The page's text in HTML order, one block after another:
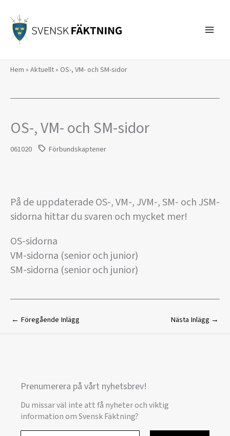
innehåll
Hem » Aktuellt» OS-, VM- och SM-sidor
OS-, VM- och SM-sidor
061020 Förbundskaptener
På de uppdaterade OS-, VM-, JVM-, SM- och JSM-
sidorna hittar du svaren och mycket mer!
OS-sidorna
VM-sidorna (senior och junior)
SM-sidorna (senior och junior)
← Föregående Inlägg Nästa Inlägg →
Prenumerera på vårt nyhetsbrev!
Du missar väl inte att få nyheter och viktig
information om Svensk Fäktning?